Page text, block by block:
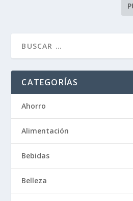
CATEGORÍAS
Ahorro
Alimentación
Bebidas
Belleza